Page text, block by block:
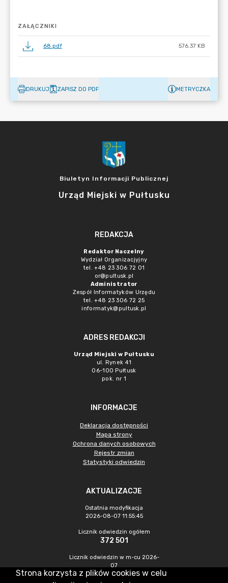
ZAŁĄCZNIKI
68.pdf 576.37 KB
DRUKUJ ZAPISZ DO PDF METRYCZKA
Biuletyn Informacji Publicznej
Urząd Miejski w Pułtusku
REDAKCJA
Redaktor Naczelny
Wydział Organizacjyjny
tel. +48 23 306 72 01
or@pultusk.pl
Administrator
Zespół Informatyków Urzędu
tel. +48 23 306 72 25
informatyk@pultusk.pl
ADRES REDAKCJI
Urząd Miejski w Pułtusku
ul. Rynek 41
06-100 Pułtusk
pok. nr 1
INFORMACJE
Deklaracja dostępności
Mapa strony
Ochrona danych osobowych
Rejestr zmian
Statystyki odwiedzin
AKTUALIZACJE
Ostatnia modyfikacja
2026-08-07 11:55:45
Licznik odwiedzin ogółem
372 501
Licznik odwiedzin w m-cu 2026-
07
1 205
Strona korzysta z plików cookies w celu